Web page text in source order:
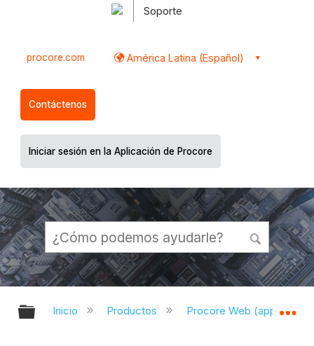
Soporte
procore.com América Latina (Español)
Contáctenos
Iniciar sesión en la Aplicación de Procore
Expandir/contraer jerarquía global
Inicio Productos Procore Web